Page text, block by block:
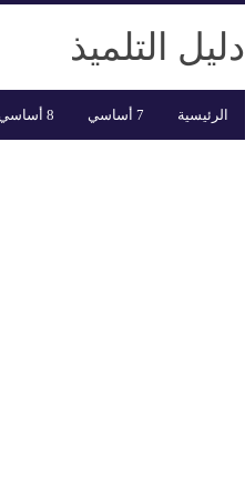
دليل التلميذ
الرئيسية 7 أساسي 8 أساسي